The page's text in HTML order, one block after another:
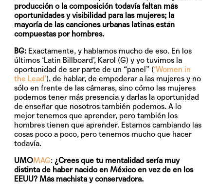
producción o la composición todavía faltan más
oportunidades y visibilidad para las mujeres; la
mayoría de las canciones urbanas latinas están
compuestas por hombres.
BG: Exactamente, y hablamos mucho de eso. En los
últimos ‘Latin Billboard’, Karol (G) y yo tuvimos la
oportunidad de ser parte de un “panel” (‘Women in
the Lead’), de hablar, de empoderar a las mujeres y no
sólo en frente de las cámaras, sino cómo las mujeres
podemos tener más presencia y darlas la oportunidad
de enseñar que nosotros también podemos. A lo
mejor tenemos que aprender, pero también los
hombres tienen que aprender. Estamos cambiando las
cosas poco a poco, pero tenemos mucho que hacer
todavía.
UMOMAG:¿Crees que tu mentalidad sería muy
distinta de haber nacido en México en vez de en los
EEUU? Más machista y conservadora.